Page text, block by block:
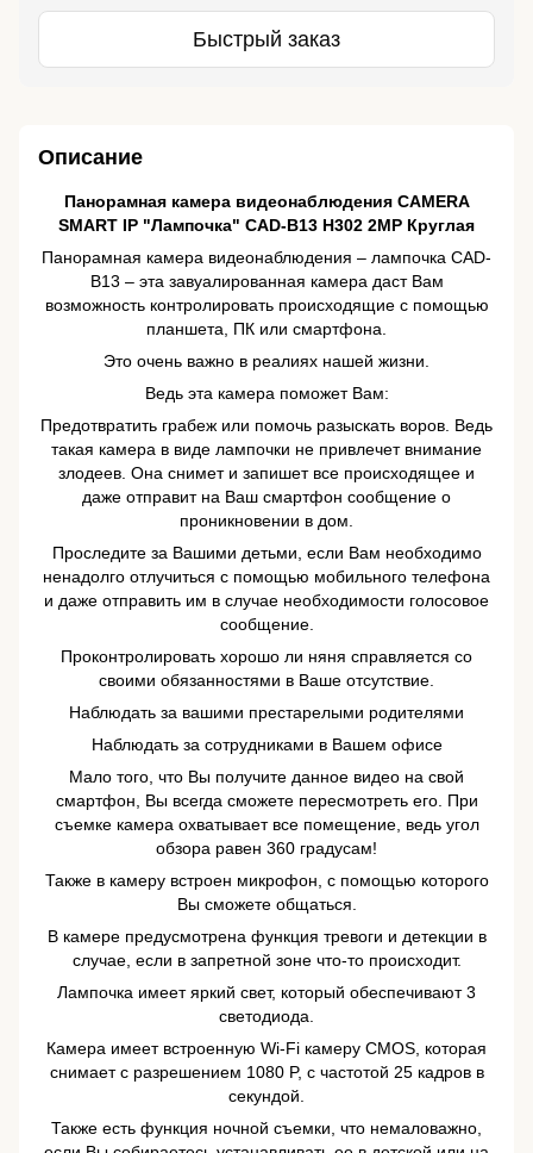
Быстрый заказ
Описание
Панорамная камера видеонаблюдения CAMERA
SMART IP "Лампочка" CAD-B13 H302 2MP Круглая
Панорамная камера видеонаблюдения – лампочка CAD-
B13 – эта завуалированная камера даст Вам
возможность контролировать происходящие с помощью
планшета, ПК или смартфона.
Это очень важно в реалиях нашей жизни.
Ведь эта камера поможет Вам:
Предотвратить грабеж или помочь разыскать воров. Ведь
такая камера в виде лампочки не привлечет внимание
злодеев. Она снимет и запишет все происходящее и
даже отправит на Ваш смартфон сообщение о
проникновении в дом.
Проследите за Вашими детьми, если Вам необходимо
ненадолго отлучиться с помощью мобильного телефона
и даже отправить им в случае необходимости голосовое
сообщение.
Проконтролировать хорошо ли няня справляется со
своими обязанностями в Ваше отсутствие.
Наблюдать за вашими престарелыми родителями
Наблюдать за сотрудниками в Вашем офисе
Мало того, что Вы получите данное видео на свой
смартфон, Вы всегда сможете пересмотреть его. При
съемке камера охватывает все помещение, ведь угол
обзора равен 360 градусам!
Также в камеру встроен микрофон, с помощью которого
Вы сможете общаться.
В камере предусмотрена функция тревоги и детекции в
случае, если в запретной зоне что-то происходит.
Лампочка имеет яркий свет, который обеспечивают 3
светодиода.
Камера имеет встроенную Wi-Fi камеру CMOS, которая
снимает с разрешением 1080 P, с частотой 25 кадров в
секундой.
Также есть функция ночной съемки, что немаловажно,